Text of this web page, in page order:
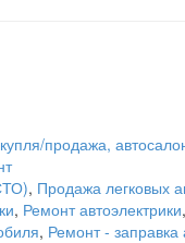
продажа,
, Продажа легковых
, Ремонт автоэлектрики
, Ремонт -